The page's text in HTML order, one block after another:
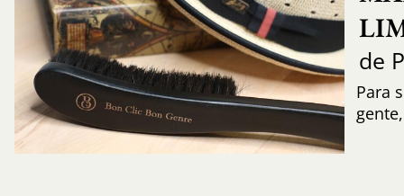
de
Para